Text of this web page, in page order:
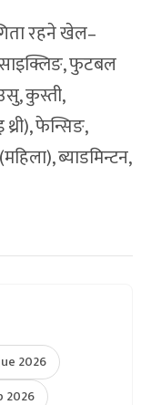
जनाएको
चल्छ । कुनै
रहने खेल–
फुटबल
कुस्ती,
फेन्सिङ,
ब्याडमिन्टन,